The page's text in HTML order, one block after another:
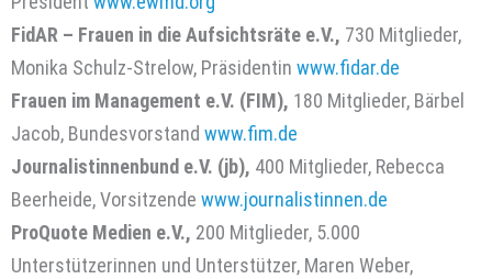
FidAR – Frauen in die Aufsichtsräte e.V., 730 Mitglieder,
Monika Schulz-Strelow, Präsidentin www.fidar.de
Frauen im Management e.V. (FIM), 180 Mitglieder, Bärbel
Jacob, Bundesvorstand www.fim.de
Journalistinnenbund e.V. (jb), 400 Mitglieder, Rebecca
Beerheide, Vorsitzende www.journalistinnen.de
ProQuote Medien e.V., 200 Mitglieder, 5.000
Unterstützerinnen und Unterstützer, Maren Weber,